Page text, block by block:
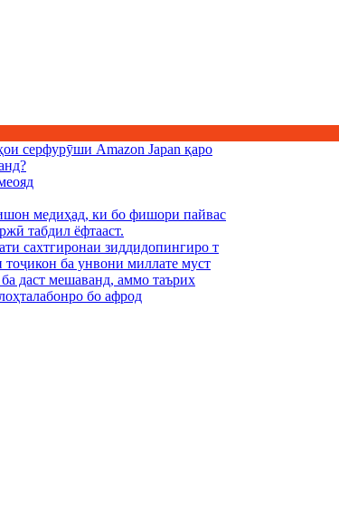
серфурӯши Amazon Japan қаро
медиҳад, ки бо фишори пайвас
табдил ёфтааст.
сахтгиронаи зиддидопингиро т
ба унвони миллате муст
даст мешаванд, аммо таърих
бо афрод